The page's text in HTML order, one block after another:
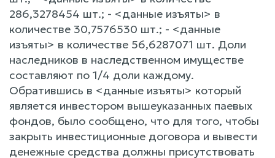
286,3278454 шт.; - <данные изъяты> в
количестве 30,7576530 шт.; - <данные
изъяты> в количестве 56,6287071 шт. Доли
наследников в наследственном имуществе
составляют по 1/4 доли каждому.
Обратившись в <данные изъяты> который
является инвестором вышеуказанных паевых
фондов, было сообщено, что для того, чтобы
закрыть инвестиционные договора и вывести
денежные средства должны присутствовать